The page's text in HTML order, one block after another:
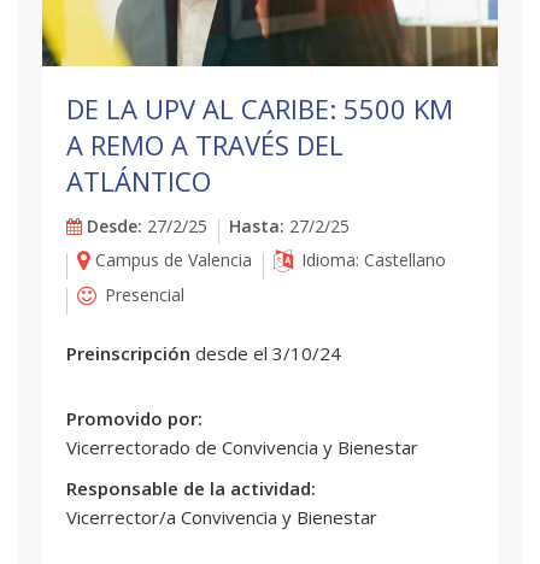
DE LA UPV AL CARIBE: 5500 KM
A REMO A TRAVÉS DEL
ATLÁNTICO
Desde: 27/2/25 Hasta: 27/2/25
Campus de Valencia
Idioma: Castellano
Presencial
Preinscripción desde el 3/10/24
Promovido por:
Vicerrectorado de Convivencia y Bienestar
Responsable de la actividad:
Vicerrector/a Convivencia y Bienestar